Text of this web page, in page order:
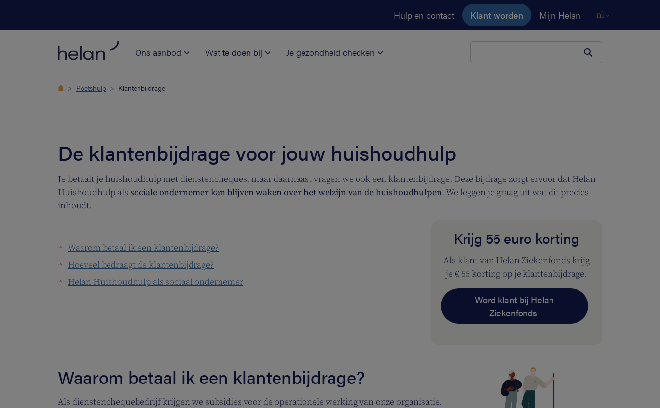
Hulp en contact Klant worden Mijn Helan nl
Ons aanbod Wat te doen bij Je gezondheid checken
Poetshulp Klantenbijdrage
De klantenbijdrage voor jouw huishoudhulp
Je betaalt je huishoudhulp met dienstencheques, maar daarnaast vragen we ook een klantenbijdrage. Deze bijdrage zorgt ervoor dat Helan
Huishoudhulp als sociale ondernemer kan blijven waken over het welzijn van de huishoudhulpen. We leggen je graag uit wat dit precies
inhoudt.
Waarom betaal ik een klantenbijdrage?
Hoeveel bedraagt de klantenbijdrage?
Helan Huishoudhulp als sociaal ondernemer
Krijg 55 euro korting
Als klant van Helan Ziekenfonds krijg
je € 55 korting op je klantenbijdrage.
Word klant bij Helan
Ziekenfonds
Waarom betaal ik een klantenbijdrage?
Als dienstenchequebedrijf krijgen we subsidies voor de operationele werking van onze organisatie.